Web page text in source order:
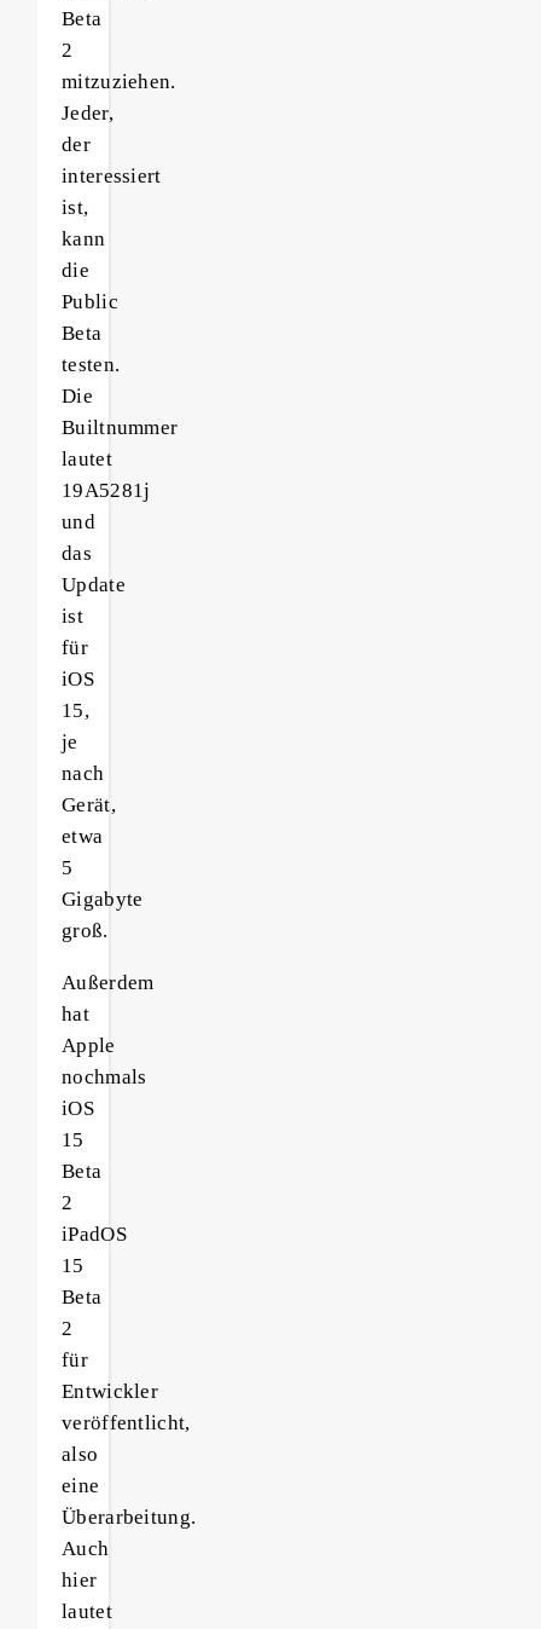
Beta
2
mitzuziehen.
Jeder,
der
interessiert
ist,
kann
die
Public
Beta
testen.
Die
Builtnummer
lautet
19A5281j
und
das
Update
ist
für
iOS
15,
je
nach
Gerät,
etwa
5
Gigabyte
groß.
Außerdem
hat
Apple
nochmals
iOS
15
Beta
2
iPadOS
15
Beta
2
für
Entwickler
veröffentlicht,
also
eine
Überarbeitung.
Auch
hier
lautet